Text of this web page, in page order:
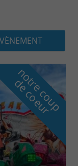
n
o
t
r
e
c
o
u
p
d
e
c
o
e
u
r